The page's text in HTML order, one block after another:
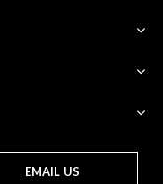
EMAIL US